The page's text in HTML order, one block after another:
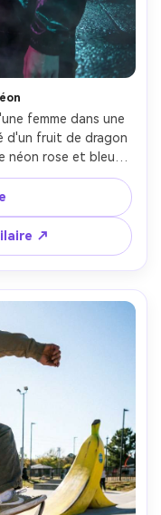
femme dans une
d'un fruit de dragon
néon rose et bleu-
prise sur Sony A1
contraste
réalistes et graines
futuriste- -ar 4:5
↗